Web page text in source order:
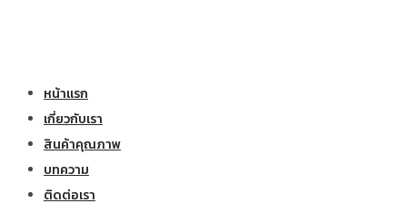
หน้าแรก
เกี่ยวกับเรา
สินค้าคุณภาพ
บทความ
ติดต่อเรา